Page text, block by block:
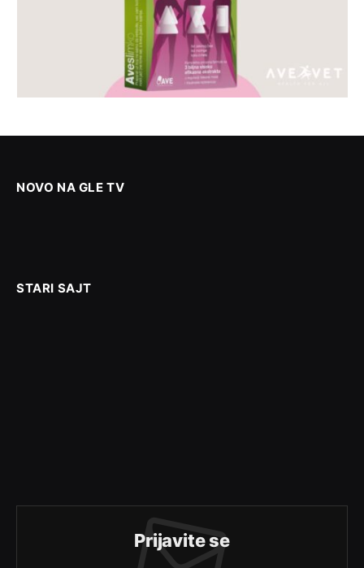
NOVO NA GLE TV
STARI SAJT
Prijavite se